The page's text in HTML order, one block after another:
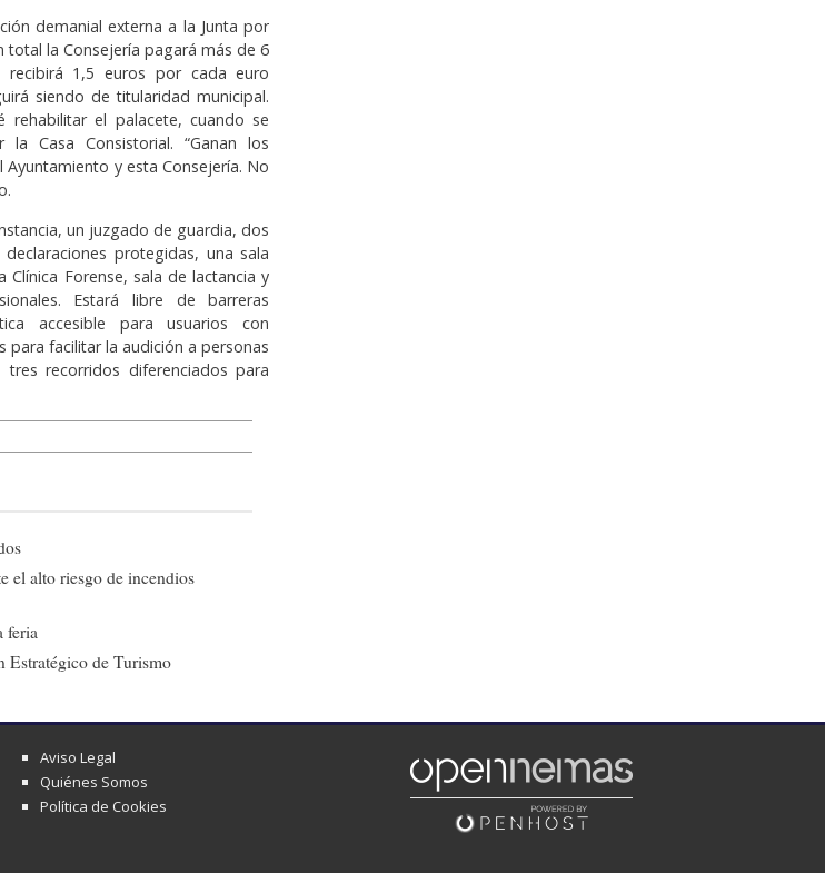
demanial externa a la Junta por
total la Consejería pagará más de 6
1,5 euros por cada euro
siendo de titularidad municipal.
rehabilitar el palacete, cuando se
Casa Consistorial. “Ganan los
y esta Consejería. No
un juzgado de guardia, dos
protegidas, una sala
Clínica Forense, sala de lactancia y
Estará libre de barreras
accesible para usuarios con
para facilitar la audición a personas
tres recorridos diferenciados para
el alto riesgo de incendios
feria
Estratégico de Turismo
Aviso Legal
Quiénes Somos
Política de Cookies